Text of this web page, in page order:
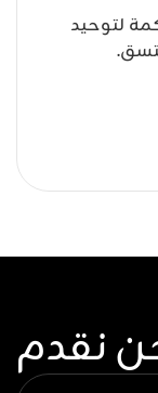
لتوحيد
نقدم